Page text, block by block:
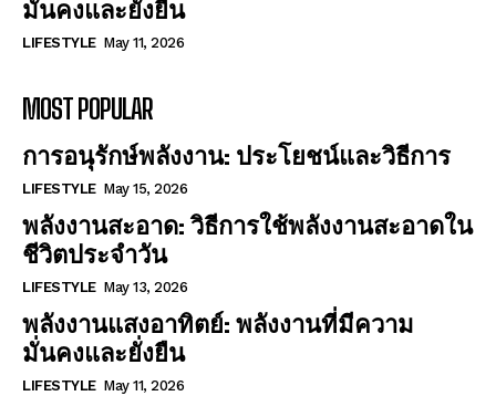
มั่นคงและยั่งยืน
LIFESTYLE May 11, 2026
MOST POPULAR
การอนุรักษ์พลังงาน: ประโยชน์และวิธีการ
LIFESTYLE May 15, 2026
พลังงานสะอาด: วิธีการใช้พลังงานสะอาดใน
ชีวิตประจำวัน
LIFESTYLE May 13, 2026
พลังงานแสงอาทิตย์: พลังงานที่มีความ
มั่นคงและยั่งยืน
LIFESTYLE May 11, 2026